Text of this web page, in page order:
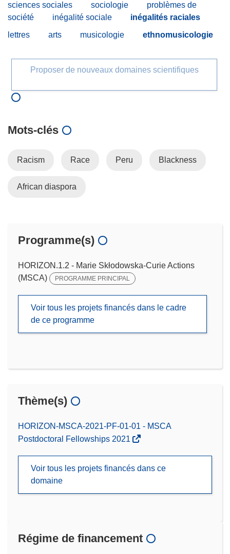
sciences sociales
sociologie
problèmes de
société
inégalité sociale
inégalités raciales
lettres
arts musicologie ethnomusicologie
Proposer de nouveaux domaines scientifiques
Mots‑clés
Racism Race Peru Blackness
African diaspora
Programme(s)
HORIZON.1.2 - Marie Skłodowska-Curie Actions
(MSCA)
PROGRAMME PRINCIPAL
Voir tous les projets financés dans le cadre
de ce programme
Thème(s)
HORIZON-MSCA-2021-PF-01-01 - MSCA
Postdoctoral Fellowships 2021
Voir tous les projets financés dans ce
domaine
Régime de financement